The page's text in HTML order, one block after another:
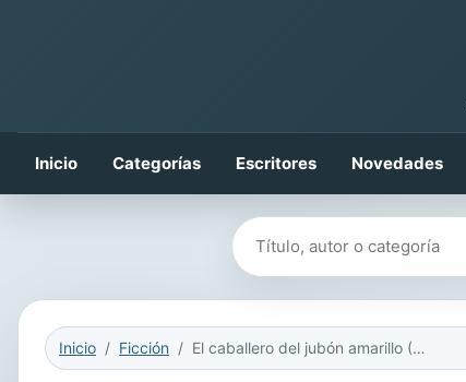
Inicio Categorías Escritores Novedades
Buscar libros
Inicio Ficción El caballero del jubón amarillo (Las aventuras del capitán Alatriste 5)